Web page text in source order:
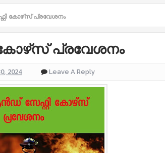
കോഴ്‌സ് പ്രവേശനം
പ്രവേശനം
2024 Leave A Reply